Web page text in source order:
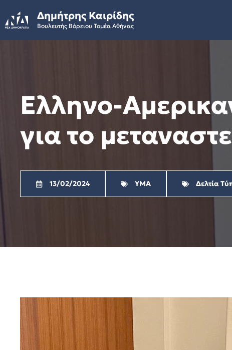
to
content
Δημήτρης Καιρίδης
Βουλευτής Βόρειου Τομέα Αθήνας
Ελληνο-
για το
13/02/2024 ΥΜΑ Δελτία